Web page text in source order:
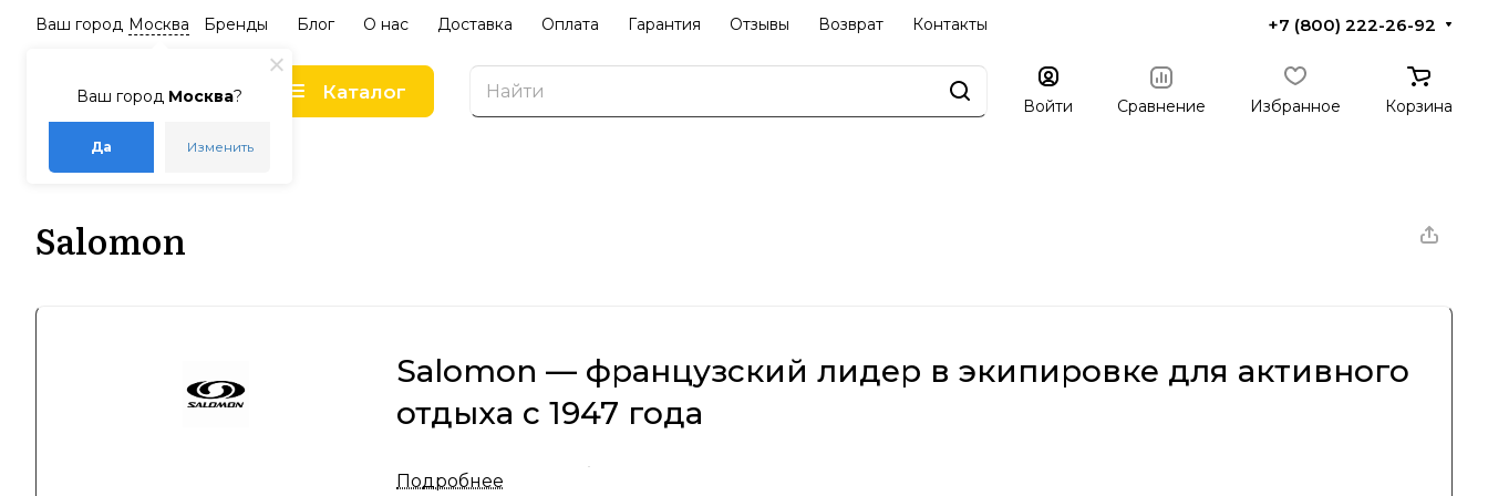
Ваш город Москва?
Да Изменить
Ваш город Москва Бренды Блог О нас Доставка Оплата Гарантия Отзывы Возврат Контакты +7 (800) 222-26-92
Каталог
Войти Сравнение Избранное Корзина
Главная – Бренды
Salomon
Salomon — французский лидер в экипировке для активного
отдыха с 1947 года
Компания Salomon была основана в 1947 году во Франции и с тех пор завоевала прочное место среди
Подробнее